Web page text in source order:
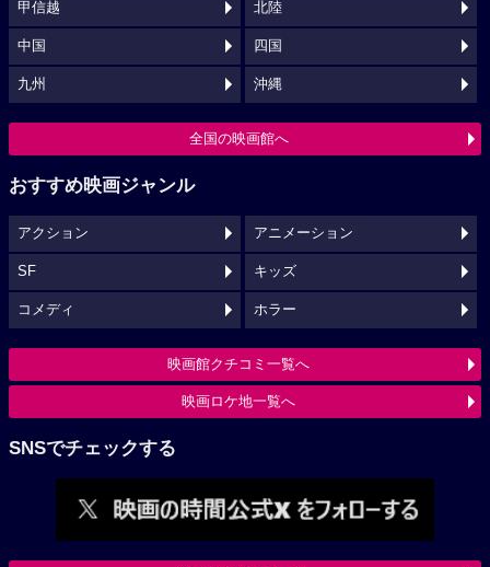
甲信越 北陸
中国 四国
九州 沖縄
全国の映画館へ
おすすめ映画ジャンル
アクション アニメーション
SF キッズ
コメディ ホラー
映画館クチコミ一覧へ
映画ロケ地一覧へ
SNSでチェックする